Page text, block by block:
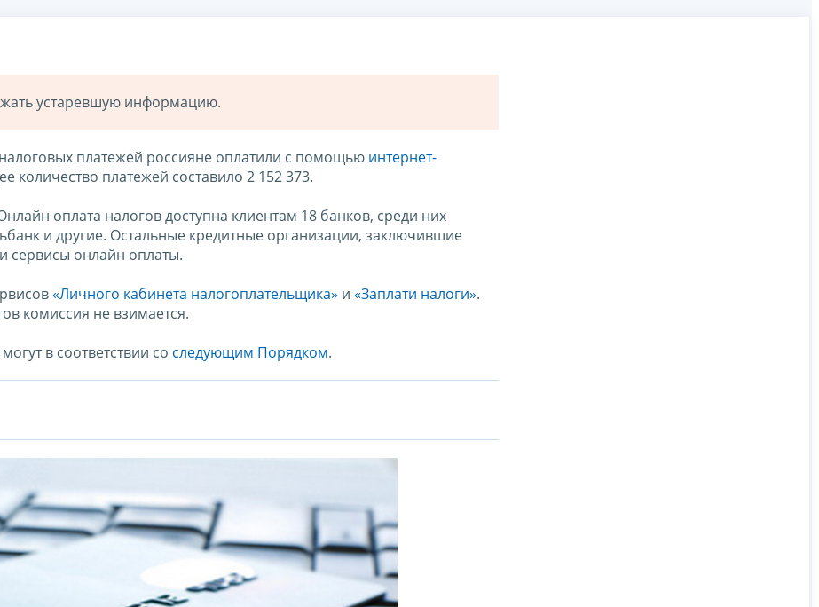
устаревшую информацию.
платежей россияне оплатили с помощью интернет-
количество платежей составило 2 152 373.
оплата налогов доступна клиентам 18 банков, среди них
и другие. Остальные кредитные организации, заключившие
сервисы онлайн оплаты.
«Личного кабинета налогоплательщика» и «Заплати налоги».
комиссия не взимается.
в соответствии со следующим Порядком.